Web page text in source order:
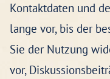
Kontaktdaten und
lange vor, bis der
Sie der Nutzung
vor,